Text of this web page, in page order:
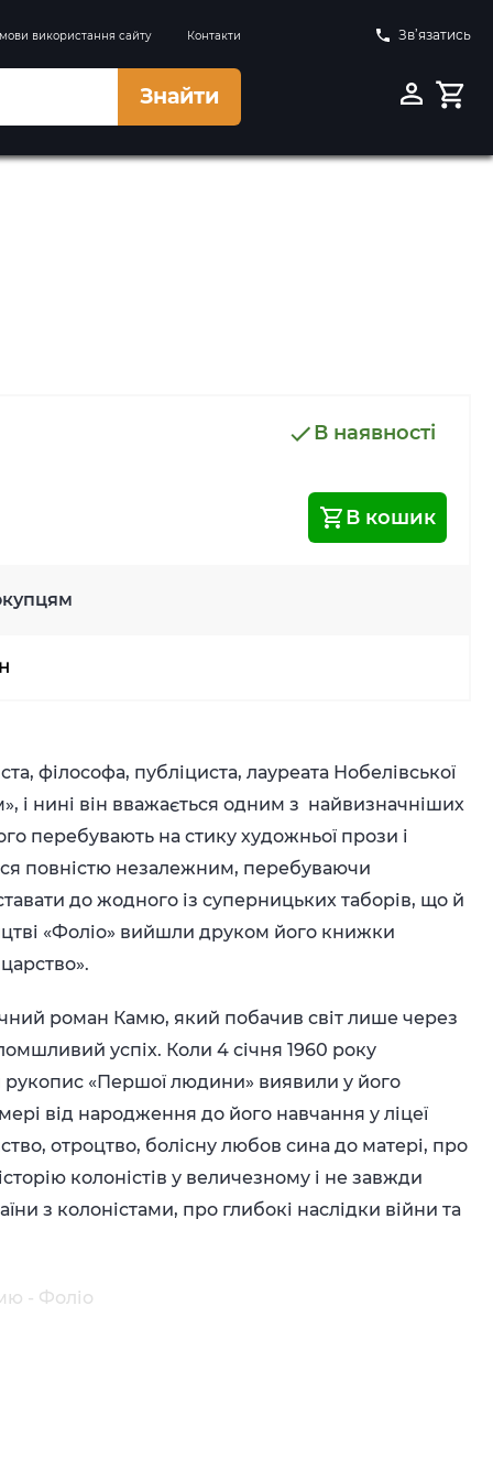
використання сайту Контакти Зв’язатись
Знайти
В наявності
В кошик
філософа, публіциста, лауреата Нобелівської
і нині він вважається одним з найвизначніших
перебувають на стику художньої прози і
повністю незалежним, перебуваючи
до жодного із суперницьких таборів, що й
«Фоліо» вийшли друком його книжки
роман Камю, який побачив світ лише через
успіх. Коли 4 січня 1960 року
рукопис «Першої людини» виявили у його
від народження до його навчання у ліцеї
отроцтво, болісну любов сина до матері, про
колоністів у величезному і не завжди
з колоністами, про глибокі наслідки війни та
- Фоліо